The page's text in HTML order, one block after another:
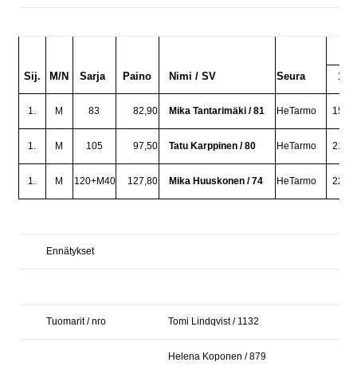
Nimi / SV
Sij. M/N Sarja Paino Seura 1.
1. M 83 82,90 Mika Tantarimäki / 81 HeTarmo 150,0
1. M 105 97,50 Tatu Karppinen / 80 HeTarmo 210,0
1. M 120+M40 127,80 Mika Huuskonen / 74 HeTarmo 220,0
Ennätykset
Tuomarit / nro Tomi Lindqvist / 1132
Helena Koponen / 879